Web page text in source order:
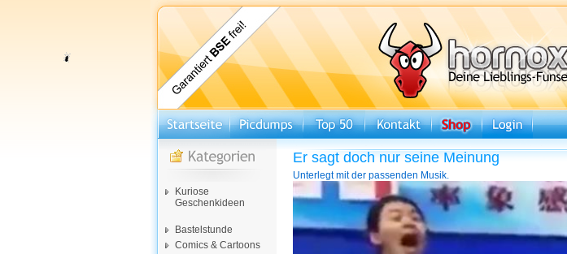
Kuriose
Geschenkideen
Bastelstunde
Comics & Cartoons
Er sagt doch nur seine Meinung
Unterlegt mit der passenden Musik.
Video-
Player